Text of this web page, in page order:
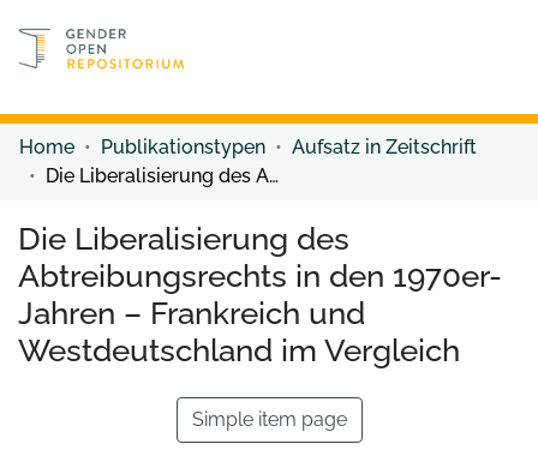
Discover content
Home Publikationstypen
Aufsatz in Zeitschrift
Die Liberalisierung des Abtreibungsrechts in den 1970er-Jahren – Frankreich und Westdeutschland im Vergleich
Die Liberalisierung des
Abtreibungsrechts in den 1970er-
Jahren – Frankreich und
Westdeutschland im Vergleich
Simple item page